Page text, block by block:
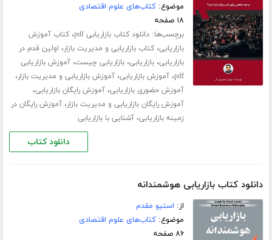
موضوع:کتاب‌های علوم اقتصادی
۱۸ صفحه
برچسب‌ها:دانلود کتاب بازاریابی pdf ،کتاب آموزش
بازاریابی،کتاب بازاریابی و مدیریت بازار، اولین قدم در
بازاریابی،بازاریابی،بازاریابی چیست،آموزش بازاریابی
pdf،آموزش بازاریابی،آموزش بازاریابی و مدیریت بازار،
آموزش حضوری بازاریابی،آموزش رایگان بازاریابی،
آموزش رایگان بازاریابی و مدیریت بازار،آموزش رایگان در
زمینه بازاریابی،آشنایی با بازاریابی
دانلود کتاب
دانلود کتاب بازاریابی هوشمندانه
از: استیو مقدم
موضوع:کتاب‌های علوم اقتصادی
۸۶ صفحه